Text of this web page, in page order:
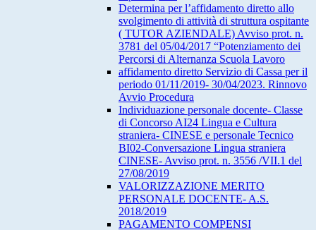
Determina per l’affidamento diretto allo
svolgimento di attività di struttura ospitante
( TUTOR AZIENDALE) Avviso prot. n.
3781 del 05/04/2017 “Potenziamento dei
Percorsi di Alternanza Scuola Lavoro
affidamento diretto Servizio di Cassa per il
periodo 01/11/2019- 30/04/2023. Rinnovo
Avvio Procedura
Individuazione personale docente- Classe
di Concorso AI24 Lingua e Cultura
straniera- CINESE e personale Tecnico
BI02-Conversazione Lingua straniera
CINESE- Avviso prot. n. 3556 /VII.1 del
27/08/2019
VALORIZZAZIONE MERITO
PERSONALE DOCENTE- A.S.
2018/2019
PAGAMENTO COMPENSI